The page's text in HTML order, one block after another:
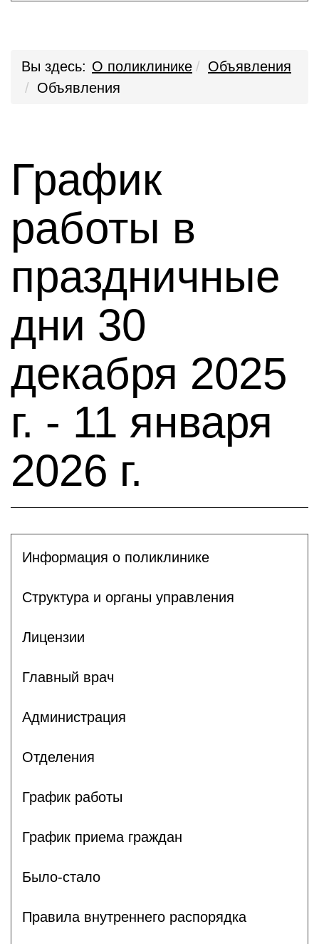
Вы здесь: О поликлинике
Объявления
Объявления
График
работы в
праздничные
дни 30
декабря 2025
г. - 11 января
2026 г.
Информация о поликлинике
Структура и органы управления
Лицензии
Главный врач
Администрация
Отделения
График работы
График приема граждан
Было-стало
Правила внутреннего распорядка